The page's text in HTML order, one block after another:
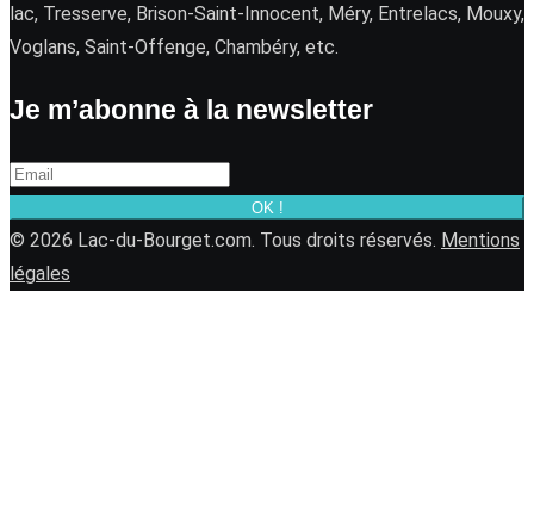
lac, Tresserve, Brison-Saint-Innocent, Méry, Entrelacs, Mouxy,
Voglans, Saint-Offenge, Chambéry, etc.
Je m’abonne à la newsletter
OK !
© 2026 Lac-du-Bourget.com. Tous droits réservés. Mentions
légales